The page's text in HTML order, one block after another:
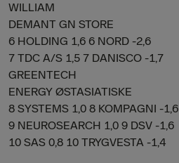
WILLIAM
DEMANT GN STORE
6 HOLDING 1,6 6 NORD -2,6
7 TDC A/S 1,5 7 DANISCO -1,7
GREENTECH
ENERGY ØSTASIATISKE
8 SYSTEMS 1,0 8 KOMPAGNI -1,6
9 NEUROSEARCH 1,0 9 DSV -1,6
10 SAS 0,8 10 TRYGVESTA -1,4